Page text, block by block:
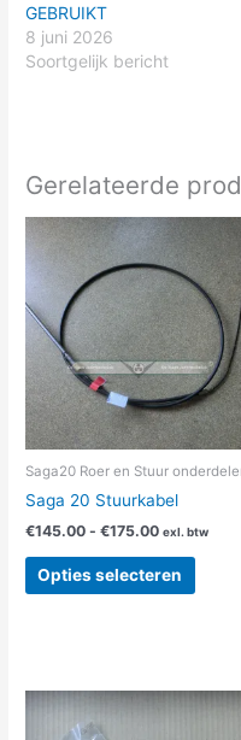
GEBRUIKT
8 juni 2026
Soortgelijk bericht
Gerelateerde
Saga20 Roer en Stuur
Saga 20 Stuurkabel
€145.00 - €175.00
Prijsklasse:
€145.00
tot
€175.00
exl. btw
Opties selecteren
heeft
Deze
optie
kan